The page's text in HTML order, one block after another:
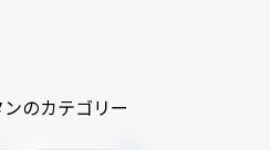
のカテゴリー